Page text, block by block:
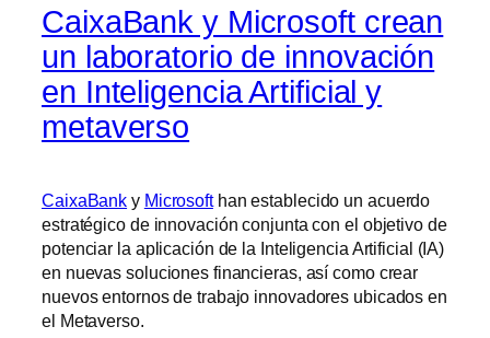
CaixaBank y Microsoft crean
un laboratorio de innovación
en Inteligencia Artificial y
metaverso
CaixaBank y Microsofthan establecido un acuerdo
estratégico de innovación conjunta con el objetivo de
potenciar la aplicación de la Inteligencia Artificial (IA)
en nuevas soluciones financieras, así como crear
nuevos entornos de trabajo innovadores ubicados en
el Metaverso.